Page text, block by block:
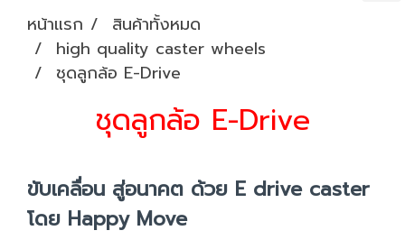
หน้าแรก
สินค้าทั้งหมด
high quality caster wheels
ชุดลูกล้อ E-Drive
ชุดลูกล้อ E-Drive
ขับเคลื่อน สู่อนาคต ด้วย E drive caster
โดย Happy Move